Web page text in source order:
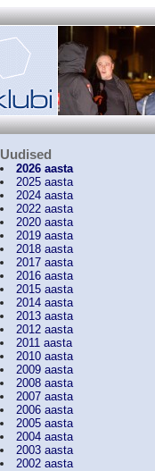
Uudised
2026 aasta
2025 aasta
2024 aasta
2022 aasta
2020 aasta
2019 aasta
2018 aasta
2017 aasta
2016 aasta
2015 aasta
2014 aasta
2013 aasta
2012 aasta
2011 aasta
2010 aasta
2009 aasta
2008 aasta
2007 aasta
2006 aasta
2005 aasta
2004 aasta
2003 aasta
2002 aasta